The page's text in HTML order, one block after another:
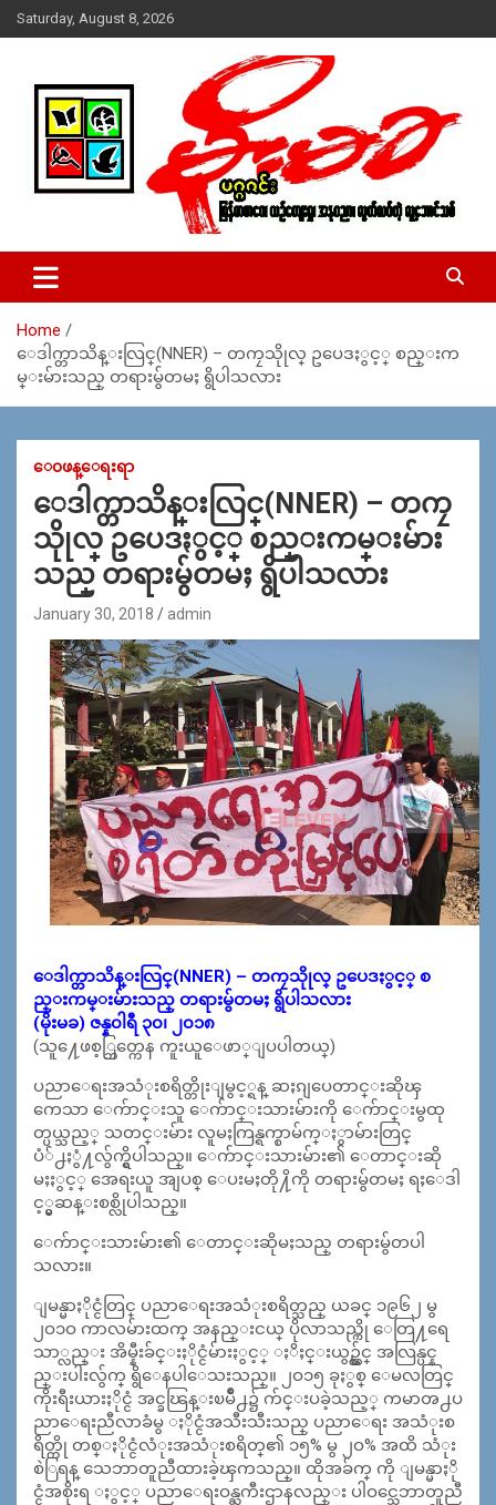
Skip
to
Saturday, August 8, 2026
MoeMaKa Burmese News &
Media
ယ္ေရး – အမွတ္ ၂၅၄၊ ပထပ္၊ လမ္း ၄၀၊ ေက်ာက္တံတား၊ ရန္ကုန္။
(ဖုုံး – ၀၉ ၂၅၂ ၂၄၉ ၀၉၄ ၊ ၀၉ ၄၂၁ ၇၄၃ ၇၅၃ ၊ ၀၉ ၅၀၄ ၁၀ ၅၈) ျ
ဇာေစ်းသစ္ ။ ၀၉ ၇၈၆၈၃၇ ၃၀၅ / ၀၉ ၉၆၃၆၉၉၈၃၄
Home
ေဒါက္တာသိန္းလြင္(NNER) – တကၠသိုုလ္ ဥပေဒႏွင့္ စည္းက
မ္းမ်ားသည္ တရားမ်ွတမႈ ရွိပါသလား
ေ၀ဖန္ေရးရာ
ေဒါက္တာသိန္းလြင္(NNER) – တကၠ
သိုုလ္ ဥပေဒႏွင့္ စည္းကမ္းမ်ား
သည္ တရားမ်ွတမႈ ရွိပါသလား
January 30, 2018 admin
ေဒါက္တာသိန္းလြင္(NNER) – တကၠသိုုလ္ ဥပေဒႏွင့္ စ
ည္းကမ္းမ်ားသည္ တရားမ်ွတမႈ ရွိပါသလား
(မိုးမခ) ဇန္န၀ါရီ ၃၀၊ ၂၀၁၈
(သူ႔ေဖစ့္ဘြတ္ကေန ကူးယူေဖာ္ျပပါတယ္)
ပညာေရးအသံုးစရိတ္တိုးျမွင့္ရန္ ဆႏၵျပေတာင္းဆိုၾ
ကေသာ ေက်ာင္းသူ ေက်ာင္းသားမ်ားကို ေက်ာင္းမွထု
တ္ပယ္သည့္ သတင္းမ်ား လူမႈကြန္ရက္စာမ်က္ႏွာမ်ားတြင္
ပံ်႕ႏွံ႔လ်ွက္ရွိပါသည္။ ေက်ာင္းသားမ်ား၏ ေတာင္းဆို
မႈႏွင့္ အေရးယူ အျပစ္ ေပးမႈတို႔ိကို တရားမ်ွတမႈ ရႈေဒါ
င့္မွဆန္းစစ္လိုပါသည္။
ေက်ာင္းသားမ်ား၏ ေတာင္းဆိုမႈသည္ တရားမွ်တပါ
သလား။
ျမန္မာႏိုင္ငံတြင္ ပညာေရးအသံုးစရိတ္သည္ ယခင္ ၁၉၆၂ မွ
၂ဝ၁ဝ ကာလမ်ားထက္ အနည္းငယ္ ပိုလာသည္ကို ေတြ႔ရေ
သာ္လည္း အိမ္နီးခ်င္းႏိုင္ငံမ်ားႏွင့္ ႏိႈင္းယွဥ္လ်ွင္ အလြန္ပင္န
ည္းပါးလ်ွက္ ရွိေနပါေသးသည္။ ၂ဝ၁၅ ခုႏွစ္ ေမလတြင္
ကိုးရီးယားႏိုင္ငံ အင္ခၽြန္းၿမိဳ႕၌ က်င္းပခဲ့သည့္ ကမာၻ႕ပ
ညာေရးညီလာခံမွ ႏိုင္ငံအသီးသီးသည္ ပညာေရး အသံုးစ
ရိတ္ကို တစ္ႏိုင္ငံလံုးအသံုးစရိတ္၏ ၁၅% မွ ၂ဝ% အထိ သံုး
စဲြရန္ သေဘာတူညီထားခဲ့ၾကသည္။ ထိုအခ်က္ ကို ျမန္မာႏို
င္ငံအစိုးရ ႏွင့္ ပညာေရးဝန္ႀကီးဌာနလည္း ပါဝင္သေဘာတူညီ